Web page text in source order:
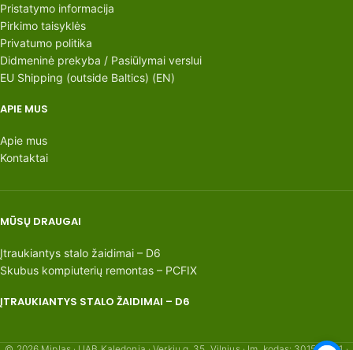
Pristatymo informacija
Pirkimo taisyklės
Privatumo politika
Didmeninė prekyba / Pasiūlymai verslui
EU Shipping (outside Baltics) (EN)
APIE MUS
Apie mus
Kontaktai
MŪSŲ DRAUGAI
Įtraukiantys stalo žaidimai – D6
Skubus kompiuterių remontas – PCFIX
ĮTRAUKIANTYS STALO ŽAIDIMAI – D6